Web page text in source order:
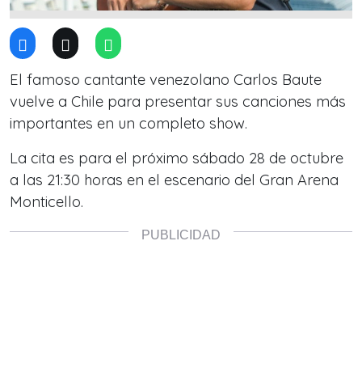
El famoso cantante venezolano Carlos Baute
vuelve a Chile para presentar sus canciones más
importantes en un completo show.
La cita es para el próximo sábado 28 de octubre
a las 21:30 horas en el escenario del Gran Arena
Monticello.